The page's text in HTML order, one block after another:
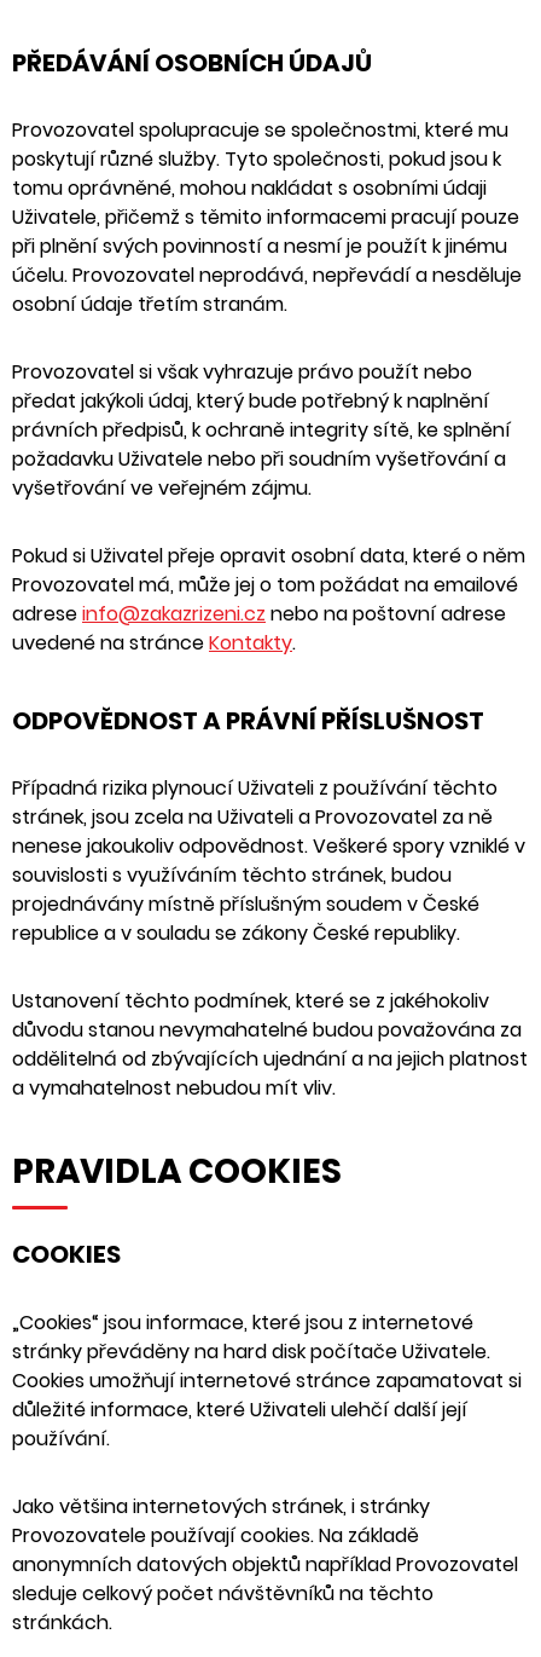
PŘEDÁVÁNÍ OSOBNÍCH ÚDAJŮ
Provozovatel spolupracuje se společnostmi, které mu
poskytují různé služby. Tyto společnosti, pokud jsou k
tomu oprávněné, mohou nakládat s osobními údaji
Uživatele, přičemž s těmito informacemi pracují pouze
při plnění svých povinností a nesmí je použít k jinému
účelu. Provozovatel neprodává, nepřevádí a nesděluje
osobní údaje třetím stranám.
Provozovatel si však vyhrazuje právo použít nebo
předat jakýkoli údaj, který bude potřebný k naplnění
právních předpisů, k ochraně integrity sítě, ke splnění
požadavku Uživatele nebo při soudním vyšetřování a
vyšetřování ve veřejném zájmu.
Pokud si Uživatel přeje opravit osobní data, které o něm
Provozovatel má, může jej o tom požádat na emailové
adreseinfo@zakazrizeni.cz nebo na poštovní adrese
uvedené na stránceKontakty.
ODPOVĚDNOST A PRÁVNÍ PŘÍSLUŠNOST
Případná rizika plynoucí Uživateli z používání těchto
stránek, jsou zcela na Uživateli a Provozovatel za ně
nenese jakoukoliv odpovědnost. Veškeré spory vzniklé v
souvislosti s využíváním těchto stránek, budou
projednávány místně příslušným soudem v České
republice a v souladu se zákony České republiky.
Ustanovení těchto podmínek, které se z jakéhokoliv
důvodu stanou nevymahatelné budou považována za
oddělitelná od zbývajících ujednání a na jejich platnost
a vymahatelnost nebudou mít vliv.
PRAVIDLA COOKIES
COOKIES
„Cookies“ jsou informace, které jsou z internetové
stránky převáděny na hard disk počítače Uživatele.
Cookies umožňují internetové stránce zapamatovat si
důležité informace, které Uživateli ulehčí další její
používání.
Jako většina internetových stránek, i stránky
Provozovatele používají cookies. Na základě
anonymních datových objektů například Provozovatel
sleduje celkový počet návštěvníků na těchto
stránkách.